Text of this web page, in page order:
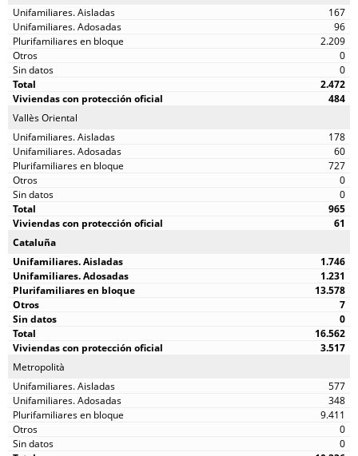
167
96
2.209
0
0
2.472
484
Vallès Oriental
178
60
727
0
0
965
61
Cataluña
1.746
1.231
13.578
7
0
16.562
3.517
Metropolità
577
348
9.411
0
0